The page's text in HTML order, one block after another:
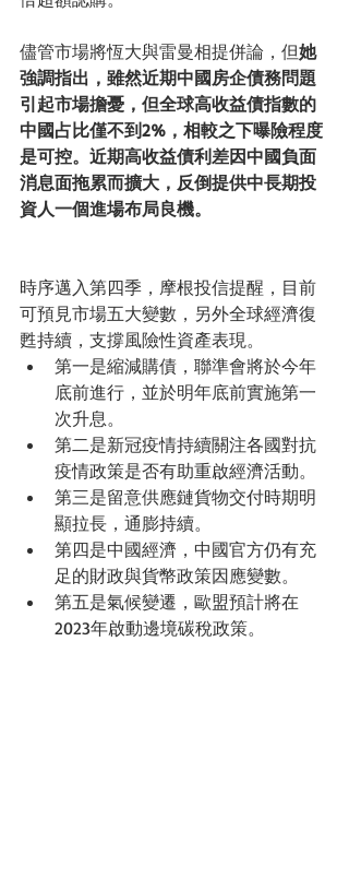
儘管市場將恆大與雷曼相提併論，但她
強調指出，雖然近期中國房企債務問題
引起市場擔憂，但全球高收益債指數的
中國占比僅不到2%，相較之下曝險程度
是可控。近期高收益債利差因中國負面
消息面拖累而擴大，反倒提供中長期投
資人一個進場布局良機。
時序邁入第四季，摩根投信提醒，目前
可預見市場五大變數，另外全球經濟復
甦持續，支撐風險性資產表現。
第一是縮減購債，聯準會將於今年
底前進行，並於明年底前實施第一
次升息。
第二是新冠疫情持續關注各國對抗
疫情政策是否有助重啟經濟活動。
第三是留意供應鏈貨物交付時期明
顯拉長，通膨持續。
第四是中國經濟，中國官方仍有充
足的財政與貨幣政策因應變數。
第五是氣候變遷，歐盟預計將在
2023年啟動邊境碳稅政策。